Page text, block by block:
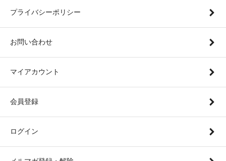
プライバシーポリシー
お問い合わせ
マイアカウント
会員登録
ログイン